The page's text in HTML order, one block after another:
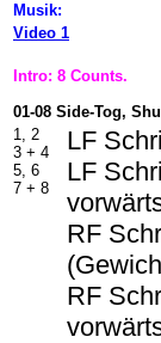
Musik:
Video 1
Intro: 8 Counts.
01-08 Side-Tog,
1, 2
3 + 4
5, 6
7 + 8
LF
LF
RF
RF